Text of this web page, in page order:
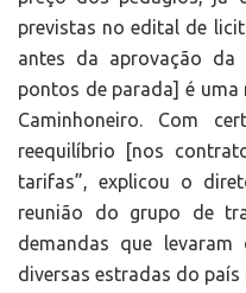
previstas no edital de
antes da aprovação
pontos de parada] é
Caminhoneiro. Com
reequilíbrio [nos
tarifas”, explicou o
reunião do grupo de
demandas que
diversas estradas do país